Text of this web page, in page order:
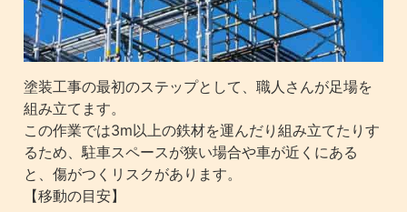
塗装工事の最初のステップとして、職人さんが足場を
組み立てます。
この作業では3m以上の鉄材を運んだり組み立てたりす
るため、駐車スペースが狭い場合や車が近くにある
と、傷がつくリスクがあります。
【移動の目安】